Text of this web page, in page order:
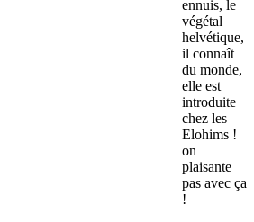
ennuis, le
végétal
helvétique,
il connaît
du monde,
elle est
introduite
chez les
Elohims !
on
plaisante
pas avec ça
!